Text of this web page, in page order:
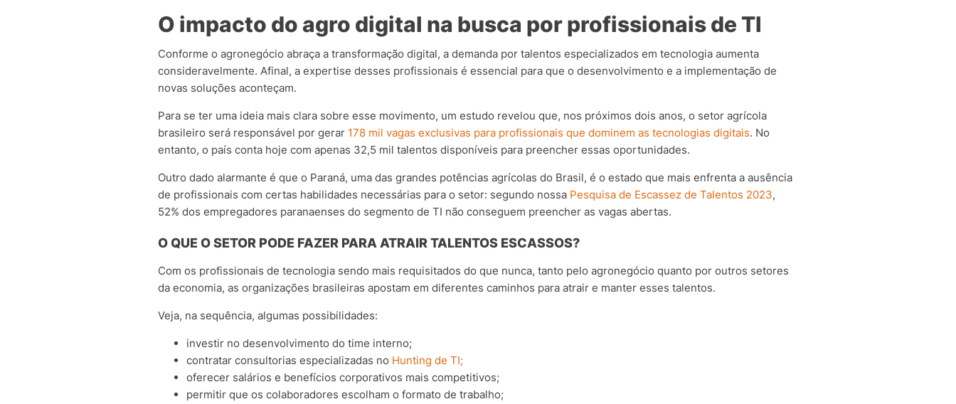
O impacto do agro digital na busca por profissionais de TI
Conforme o agronegócio abraça a transformação digital, a demanda por talentos especializados em tecnologia aumenta
consideravelmente. Afinal, a expertise desses profissionais é essencial para que o desenvolvimento e a implementação de
novas soluções aconteçam.
Para se ter uma ideia mais clara sobre esse movimento, um estudo revelou que, nos próximos dois anos, o setor agrícola
brasileiro será responsável por gerar 178 mil vagas exclusivas para profissionais que dominem as tecnologias digitais. No
entanto, o país conta hoje com apenas 32,5 mil talentos disponíveis para preencher essas oportunidades.
Outro dado alarmante é que o Paraná, uma das grandes potências agrícolas do Brasil, é o estado que mais enfrenta a ausência
de profissionais com certas habilidades necessárias para o setor: segundo nossa Pesquisa de Escassez de Talentos 2023,
52% dos empregadores paranaenses do segmento de TI não conseguem preencher as vagas abertas.
O QUE O SETOR PODE FAZER PARA ATRAIR TALENTOS ESCASSOS?
Com os profissionais de tecnologia sendo mais requisitados do que nunca, tanto pelo agronegócio quanto por outros setores
da economia, as organizações brasileiras apostam em diferentes caminhos para atrair e manter esses talentos.
Veja, na sequência, algumas possibilidades:
investir no desenvolvimento do time interno;
contratar consultorias especializadas no Hunting de TI;
oferecer salários e benefícios corporativos mais competitivos;
permitir que os colaboradores escolham o formato de trabalho;